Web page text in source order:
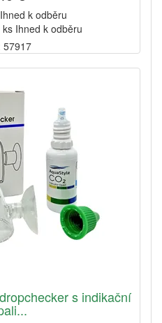
k odběru
Ihned k odběru
57917
s indikační